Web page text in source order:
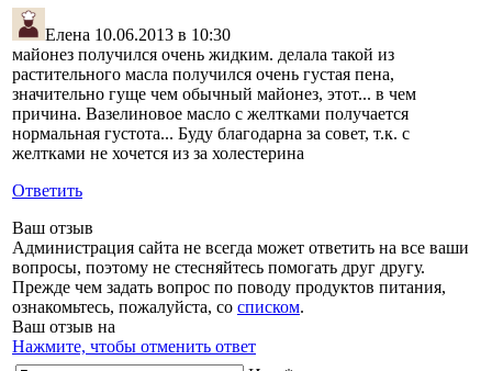
Елена 10.06.2013 в 10:30
майонез получился очень жидким. делала такой из
растительного масла получился очень густая пена,
значительно гуще чем обычный майонез, этот... в чем
причина. Вазелиновое масло с желтками получается
нормальная густота... Буду благодарна за совет, т.к. с
желтками не хочется из за холестерина
Ответить
Ваш отзыв
Администрация сайта не всегда может ответить на все ваши
вопросы, поэтому не стесняйтесь помогать друг другу.
Прежде чем задать вопрос по поводу продуктов питания,
ознакомьтесь, пожалуйста, со списком.
Ваш отзыв на
Нажмите, чтобы отменить ответ